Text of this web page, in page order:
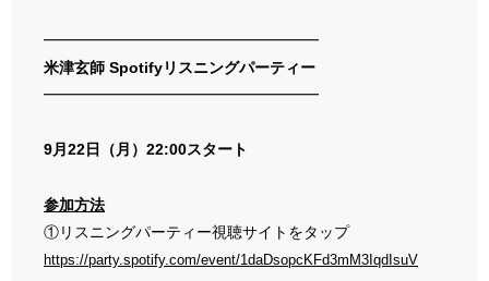
━━━━━━━━━━━━━━━━━━
米津玄師 Spotifyリスニングパーティー
━━━━━━━━━━━━━━━━━━
9月22日（月）22:00スタート
参加方法
①リスニングパーティー視聴サイトをタップ
https://party.spotify.com/event/1daDsopcKFd3mM3IqdIsuV